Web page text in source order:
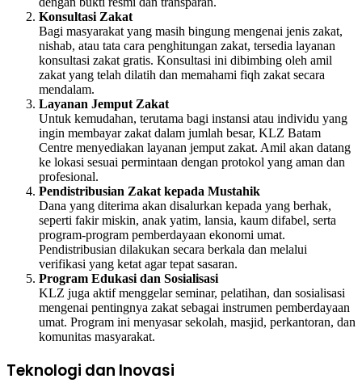
Konsultasi Zakat
Bagi masyarakat yang masih bingung mengenai jenis zakat,
nishab, atau tata cara penghitungan zakat, tersedia layanan
konsultasi zakat gratis. Konsultasi ini dibimbing oleh amil
zakat yang telah dilatih dan memahami fiqh zakat secara
mendalam.
Layanan Jemput Zakat
Untuk kemudahan, terutama bagi instansi atau individu yang
ingin membayar zakat dalam jumlah besar, KLZ Batam
Centre menyediakan layanan jemput zakat. Amil akan datang
ke lokasi sesuai permintaan dengan protokol yang aman dan
profesional.
Pendistribusian Zakat kepada Mustahik
Dana yang diterima akan disalurkan kepada yang berhak,
seperti fakir miskin, anak yatim, lansia, kaum difabel, serta
program-program pemberdayaan ekonomi umat.
Pendistribusian dilakukan secara berkala dan melalui
verifikasi yang ketat agar tepat sasaran.
Program Edukasi dan Sosialisasi
KLZ juga aktif menggelar seminar, pelatihan, dan sosialisasi
mengenai pentingnya zakat sebagai instrumen pemberdayaan
umat. Program ini menyasar sekolah, masjid, perkantoran, dan
komunitas masyarakat.
Teknologi dan Inovasi